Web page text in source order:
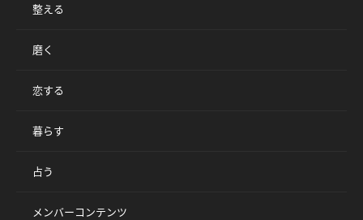
整える
磨く
恋する
暮らす
占う
メンバーコンテンツ